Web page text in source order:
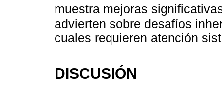
muestra mejoras
advierten sobre desafíos
cuales requieren atención
DISCUSIÓN